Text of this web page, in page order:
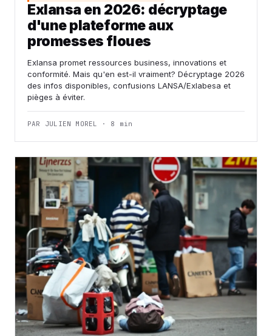
Exlansa en 2026: décryptage
d'une plateforme aux
promesses floues
Exlansa promet ressources business, innovations et
conformité. Mais qu'en est-il vraiment? Décryptage 2026
des infos disponibles, confusions LANSA/Exlabesa et
pièges à éviter.
PAR JULIEN MOREL · 8 min